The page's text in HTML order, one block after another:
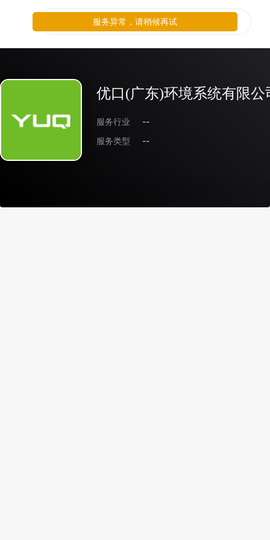
优口(广东)环境系统有限公
服务行业
--
服务类型
--
服务异常，请稍候再试